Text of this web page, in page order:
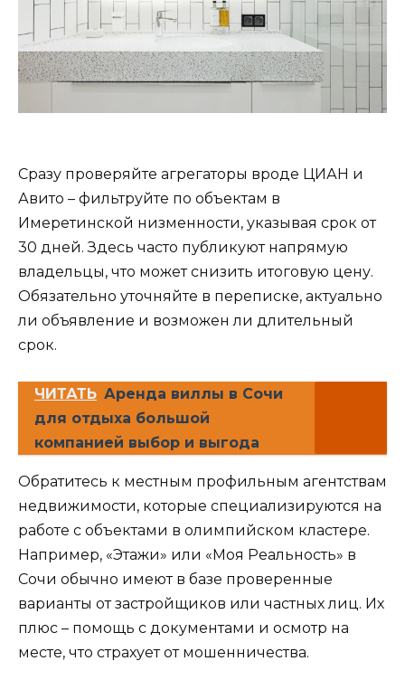
Сразу проверяйте агрегаторы вроде ЦИАН и
Авито – фильтруйте по объектам в
Имеретинской низменности, указывая срок от
30 дней. Здесь часто публикуют напрямую
владельцы, что может снизить итоговую цену.
Обязательно уточняйте в переписке, актуально
ли объявление и возможен ли длительный
срок.
ЧИТАТЬ Аренда виллы в Сочи
для отдыха большой
компанией выбор и выгода
Обратитесь к местным профильным агентствам
недвижимости, которые специализируются на
работе с объектами в олимпийском кластере.
Например, «Этажи» или «Моя Реальность» в
Сочи обычно имеют в базе проверенные
варианты от застройщиков или частных лиц. Их
плюс – помощь с документами и осмотр на
месте, что страхует от мошенничества.